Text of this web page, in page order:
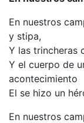
En nuestros
y stipa,
Y las trincheras
Y el cuerpo de
acontecimiento
El se hizo un
En nuestros